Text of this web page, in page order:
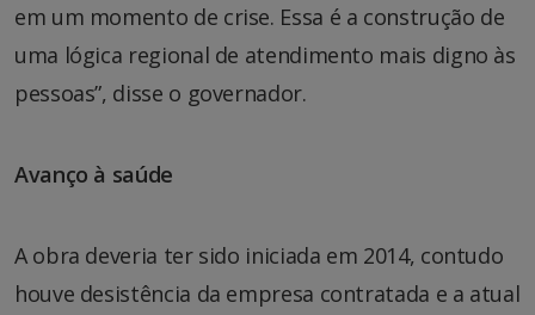
em um momento de crise. Essa é a construção de
uma lógica regional de atendimento mais digno às
pessoas”, disse o governador.
Avanço à saúde
A obra deveria ter sido iniciada em 2014, contudo
houve desistência da empresa contratada e a atual